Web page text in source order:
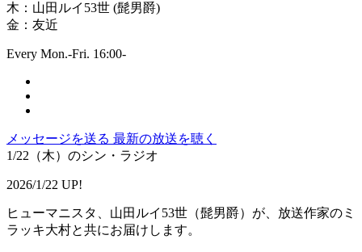
木：山田ルイ53世 (髭男爵)
金：友近
Every Mon.-Fri. 16:00-
メッセージを送る 最新の放送を聴く
1/22（木）のシン・ラジオ
2026/1/22 UP!
ヒューマニスタ、山田ルイ53世（髭男爵）が、放送作家のミ
ラッキ大村と共にお届けします。